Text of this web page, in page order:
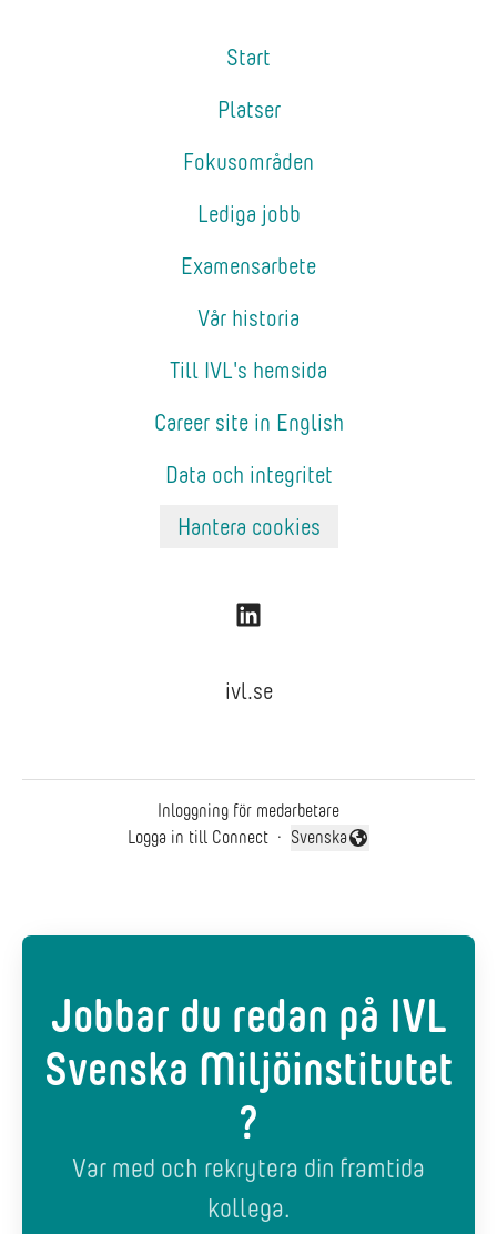
Start
Platser
Fokusområden
Lediga jobb
Examensarbete
Vår historia
Till IVL's hemsida
Career site in English
Data och integritet
Hantera cookies
ivl.se
Inloggning för medarbetare
Logga in till Connect ·
Byt språk
Svenska
Jobbar du redan på IVL
Svenska Miljöinstitutet
?
Var med och rekrytera din framtida
kollega.